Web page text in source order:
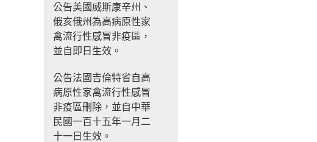
公告美國威斯康辛州、
俄亥俄州為高病原性家
禽流行性感冒非疫區，
並自即日生效。
公告法國吉倫特省自高
病原性家禽流行性感冒
非疫區刪除，並自中華
民國一百十五年一月二
十一日生效。